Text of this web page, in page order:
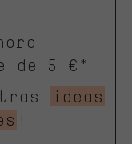
de 5 €*.
ideas
!